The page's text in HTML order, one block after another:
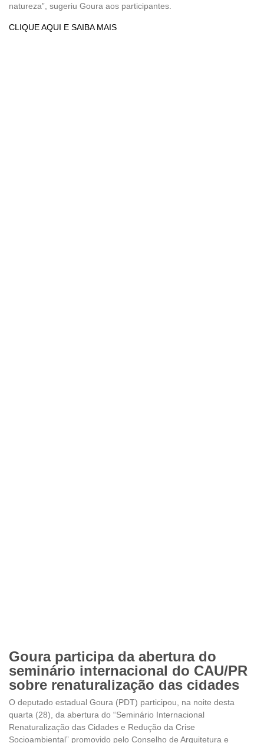
natureza”, sugeriu Goura aos participantes.
CLIQUE AQUI E SAIBA MAIS
Goura participa da abertura do
seminário internacional do CAU/PR
sobre renaturalização das cidades
O deputado estadual Goura (PDT) participou, na noite desta
quarta (28), da abertura do “Seminário Internacional
Renaturalização das Cidades e Redução da Crise
Socioambiental” promovido pelo Conselho de Arquitetura e